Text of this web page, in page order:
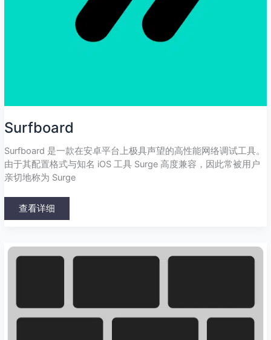
Surfboard
Surfboard 是一款在安卓平台上极具声望的高性能网络调试工具。
由于其配置格式与知名 iOS 工具 Surge 高度兼容，因此常被用户
亲切地称为 Surge
查看详细
PassWall2